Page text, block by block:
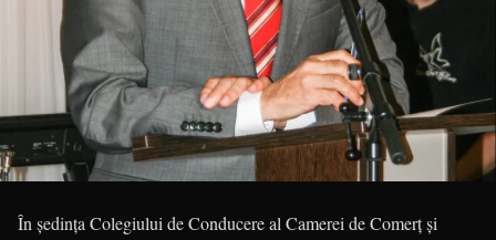
În ședința Colegiului de Conducere al Camerei de Comerț și